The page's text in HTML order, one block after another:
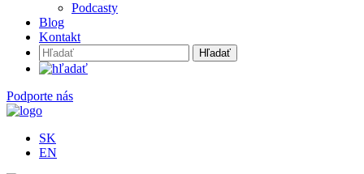
Podcasty
Blog
Kontakt
Hľadať:
Podporte nás
SK
EN